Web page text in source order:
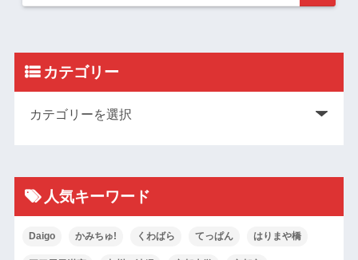
カテゴリー
人気キーワード
Daigo かみちゅ! くわばら てっぱん はりまや橋